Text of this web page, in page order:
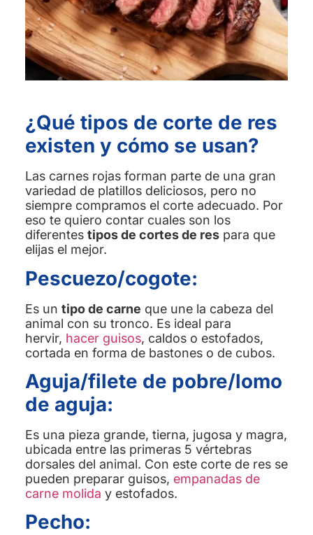
¿Qué tipos de corte de res
existen y cómo se usan?
Las carnes rojas forman parte de una gran
variedad de platillos deliciosos, pero no
siempre compramos el corte adecuado. Por
eso te quiero contar cuales son los
diferentes tipos de cortes de respara que
elijas el mejor.
Pescuezo/cogote:
Es un tipo de carne que une la cabeza del
animal con su tronco. Es ideal para
hervir, hacer guisos, caldos o estofados,
cortada en forma de bastones o de cubos.
Aguja/filete de pobre/lomo
de aguja:
Es una pieza grande, tierna, jugosa y magra,
ubicada entre las primeras 5 vértebras
dorsales del animal. Con este corte de res se
pueden preparar guisos, empanadas de
carne molida y estofados.
Pecho: